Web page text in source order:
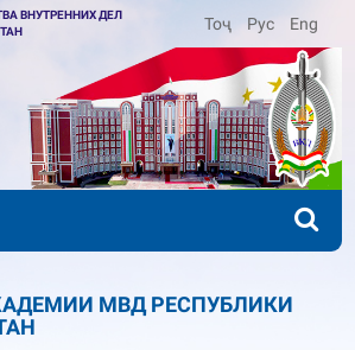
ВНУТРЕННИХ ДЕЛ
Тоҷ Рус Eng
МВД РЕСПУБЛИКИ